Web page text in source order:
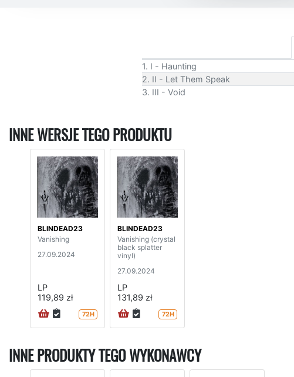
1. I - Haunting
2. II - Let Them Speak
3. III - Void
INNE WERSJE TEGO PRODUKTU
BLINDEAD23
Vanishing
27.09.2024
LP
119,89 zł
72H
BLINDEAD23
Vanishing (crystal
black splatter
vinyl)
27.09.2024
LP
131,89 zł
72H
INNE PRODUKTY TEGO WYKONAWCY